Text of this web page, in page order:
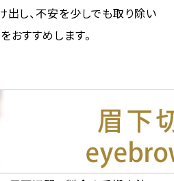
出し、不安を少しでも取り除い
おすすめします。